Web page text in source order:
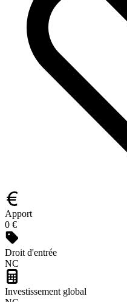
Apport
0 €
Droit d'entrée
NC
Investissement global